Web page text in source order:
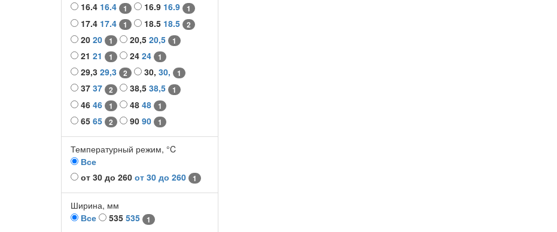
16.4 16.4 1 16.9 16.9 1
17.4 17.4 1 18.5 18.5 2
20 20 1 20,5 20,5 1
21 21 1 24 24 1
29,3 29,3 2 30, 30, 1
37 37 2 38,5 38,5 1
46 46 1 48 48 1
65 65 2 90 90 1
Температурный режим, °C
Все
от 30 до 260 от 30 до 260 1
Ширина, мм
Все
535 535 1